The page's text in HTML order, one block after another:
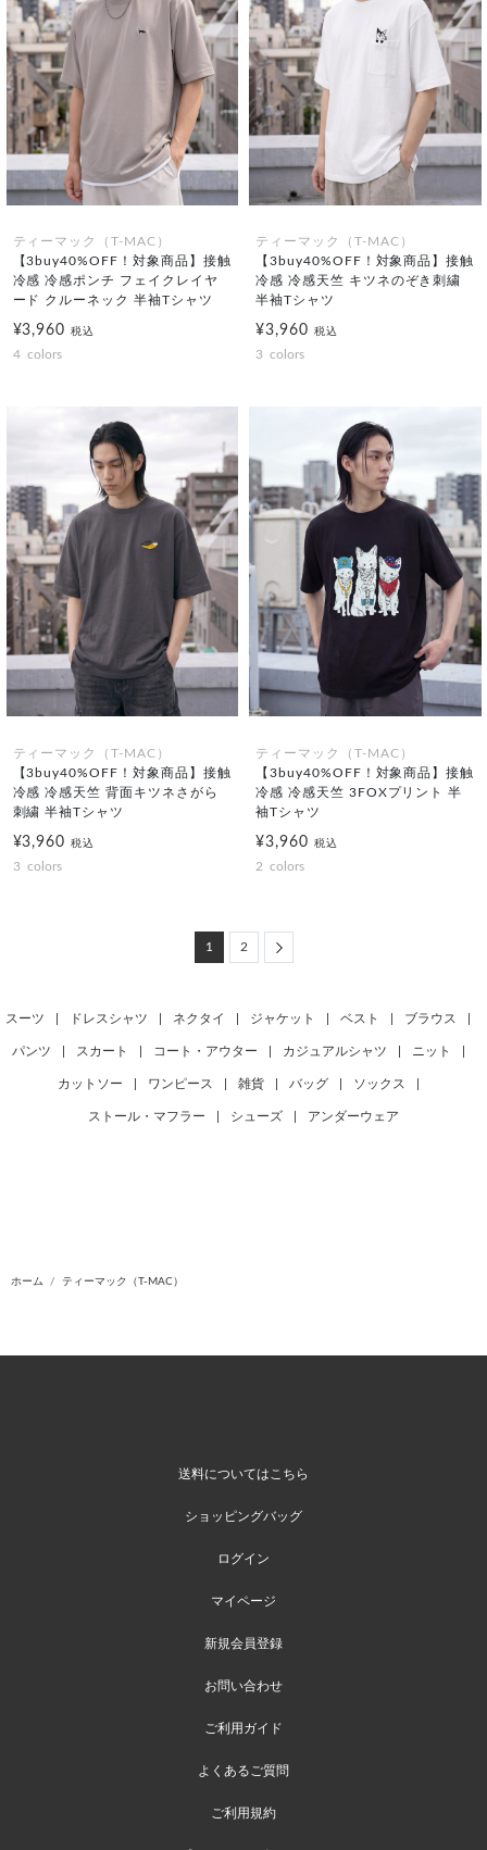
ティーマック（T-MAC）
【3buy40%OFF！対象商品】接触
冷感 冷感ポンチ フェイクレイヤ
ード クルーネック 半袖Tシャツ
¥3,960税込
4 colors
ティーマック（T-MAC）
【3buy40%OFF！対象商品】接触
冷感 冷感天竺 キツネのぞき刺繍
半袖Tシャツ
¥3,960 税込
3 colors
ティーマック（T-MAC）
【3buy40%OFF！対象商品】接触
冷感 冷感天竺 背面キツネさがら
刺繍 半袖Tシャツ
¥3,960税込
3 colors
ティーマック（T-MAC）
【3buy40%OFF！対象商品】接触
冷感 冷感天竺 3FOXプリント 半
袖Tシャツ
¥3,960 税込
2 colors
1 2 Next
スーツ ドレスシャツ ネクタイ ジャケット ベスト ブラウス
パンツ スカート コート・アウター カジュアルシャツ ニット
カットソー ワンピース 雑貨 バッグ ソックス
ストール・マフラー シューズ アンダーウェア
ホーム ティーマック（T-MAC）
送料についてはこちら
ショッピングバッグ
ログイン
マイページ
新規会員登録
お問い合わせ
ご利用ガイド
よくあるご質問
ご利用規約